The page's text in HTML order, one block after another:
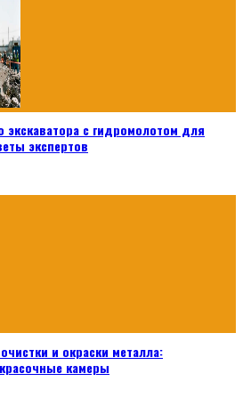
экскаватора с гидромолотом для
экспертов
и окраски металла:
камеры